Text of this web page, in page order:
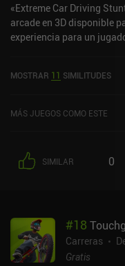
«Extreme Car Driving
arcade en 3D disponible
experiencia para un
Stunts se lanzó en marzo
App Store de iOS.
MOSTRAR 11 SIMILITUDES
MÁS JUEGOS COMO ESTE
SIMILAR 0
#18
Carreras
Gratis